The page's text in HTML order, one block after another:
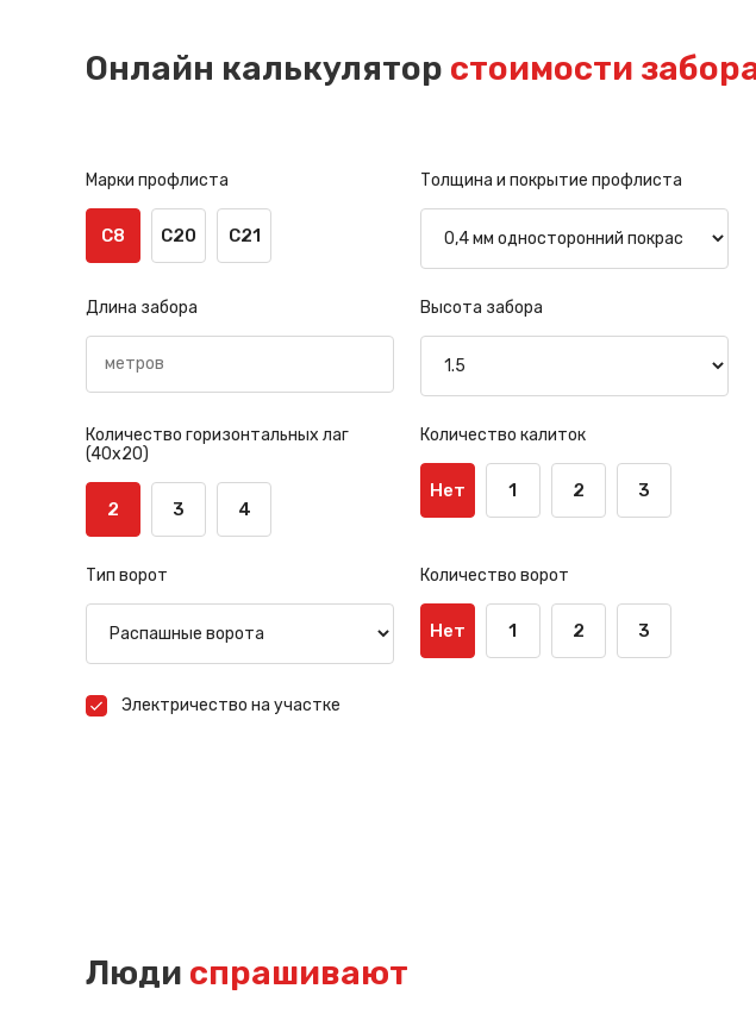
Онлайн калькулятор стоимости
Марки профлиста
С8 С20 С21
Толщина и покрытие профлиста
Длина забора Высота забора
Количество горизонтальных лаг
(40х20)
2 3 4
Количество калиток
Нет 1 2 3
Тип ворот Количество ворот
Нет 1 2 3
Электричество на участке
Люди спрашивают